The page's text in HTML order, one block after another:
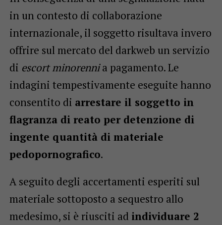
in un contesto di collaborazione
internazionale, il soggetto risultava invero
offrire sul mercato del darkweb un servizio
di escort minorennia pagamento. Le
indagini tempestivamente eseguite hanno
consentito di arrestare il soggetto in
flagranza di reato per detenzione di
ingente quantità di materiale
pedopornografico.
A seguito degli accertamenti esperiti sul
materiale sottoposto a sequestro allo
medesimo, si è riusciti ad individuare 2